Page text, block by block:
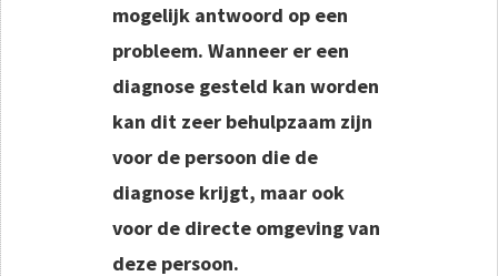
mogelijk antwoord op een
probleem. Wanneer er een
diagnose gesteld kan worden
kan dit zeer behulpzaam zijn
voor de persoon die de
diagnose krijgt, maar ook
voor de directe omgeving van
deze persoon.